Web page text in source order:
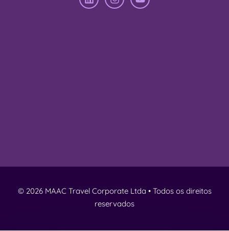
© 2026 MAAC Travel Corporate Ltda • Todos os direitos
reservados